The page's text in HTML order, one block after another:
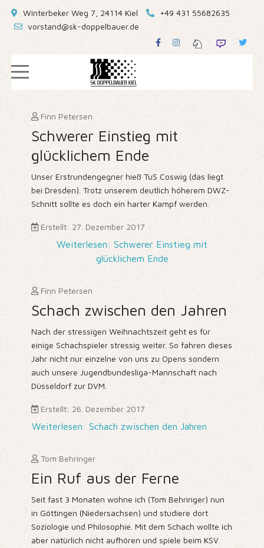
Winterbeker Weg 7, 24114 Kiel
+49 431 55682635
vorstand@sk-doppelbauer.de
Finn Petersen
Schwerer Einstieg mit
glücklichem Ende
Unser Erstrundengegner hieß TuS Coswig (das liegt
bei Dresden). Trotz unserem deutlich höherem DWZ-
Schnitt sollte es doch ein harter Kampf werden.
Erstellt: 27. Dezember 2017
Weiterlesen: Schwerer Einstieg mit
glücklichem Ende
Finn Petersen
Schach zwischen den Jahren
Nach der stressigen Weihnachtszeit geht es für
einige Schachspieler stressig weiter. So fahren dieses
Jahr nicht nur einzelne von uns zu Opens sondern
auch unsere Jugendbundesliga-Mannschaft nach
Düsseldorf zur DVM.
Erstellt: 26. Dezember 2017
Weiterlesen: Schach zwischen den Jahren
Tom Behringer
Ein Ruf aus der Ferne
Seit fast 3 Monaten wohne ich (Tom Behringer) nun
in Göttingen (Niedersachsen) und studiere dort
Soziologie und Philosophie. Mit dem Schach wollte ich
aber natürlich nicht aufhören und spiele beim KSV